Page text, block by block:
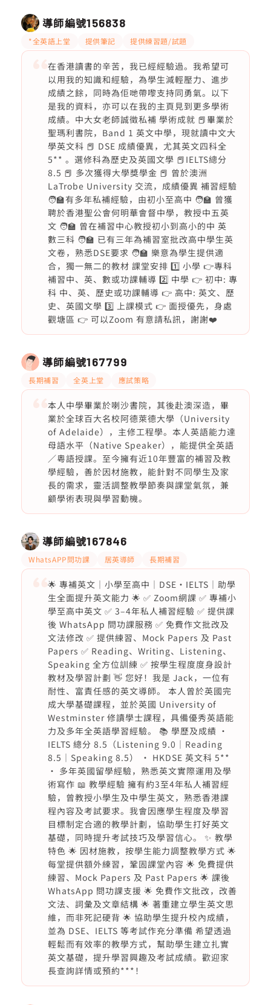
導師編號156838
*全英語上堂 提供筆記 提供練習題/試題
在香港讀書的辛苦，我已經經驗過。我希望可
以用我的知識和經驗，為學生減輕壓力、進步
成績之餘，同時為佢哋帶嚟支持同勇氣。以下
是我的資料，亦可以在我的主頁見到更多學術
成績。中大女老師誠徵私補 學術成就 📕畢業於
聖瑪利書院，Band 1 英文中學，現就讀中文大
學英文科 📕 DSE 成績優異，尤其英文四科全
5** 。選修科為歷史及英國文學 📕IELTS總分
8.5 📕 多次獲得大學獎學金 📕 曾於澳洲
LaTrobe University 交流，成績優異 補習經驗
🧑‍🏫有多年私補經驗，由初小至高中 🧑‍🏫 曾獲
聘於香港聖公會何明華會督中學，教授中五英
文 🧑‍🏫 曾在補習中心教授初小到高小的中 英
數三科 🧑‍🏫 已有三年為補習室批改高中學生英
文卷，熟悉DSE要求 🧑‍🏫 樂意為學生提供適
合，獨一無二的教材 課堂安排 1️⃣ 小學 👉專科
補習中、英、數或功課輔導 2️⃣ 中學 👉 初中: 專
科 中、英、歷史或功課輔導 👉 高中: 英文、歷
史、英國文學 3️⃣ 上課模式 👉 面授優先，身處
觀塘區 👉 可以Zoom 有意請私訊，謝謝❤️
導師編號167799
長期補習 全英上堂 應試策略
本人中學畢業於喇沙書院，其後赴澳深造，畢
業於全球百大名校阿德萊德大學（University
of Adelaide），主修工程學。本人英語能力達
母語水平（Native Speaker），能提供全英語
／粵語授課。至今擁有近10年豐富的補習及教
學經驗，善於因材施教，能針對不同學生及家
長的需求，靈活調整教學節奏與課堂氣氛，兼
顧學術表現與學習動機。
導師編號167846
WhatsAPP問功課 居英導師 長期補習
🌟 專補英文｜小學至高中｜DSE・IELTS｜助學
生全面提升英文能力 🌟 ✅ Zoom網課 ✅ 專補小
學至高中英文 ✅ 3–4年私人補習經驗 ✅ 提供課
後 WhatsApp 問功課服務 ✅ 免費作文批改及
文法修改 ✅ 提供練習、Mock Papers 及 Past
Papers ✅ Reading、Writing、Listening、
Speaking 全方位訓練 ✅ 按學生程度度身設計
教材及學習計劃 👋 您好！我是 Jack，一位有
耐性、富責任感的英文導師。 本人曾於英國完
成大學基礎課程，並於英國 University of
Westminster 修讀學士課程，具備優秀英語能
力及多年全英語學習經驗。 📚 學歷及成績 •
IELTS 總分 8.5（Listening 9.0｜Reading
8.5｜Speaking 8.5） • HKDSE 英文科 5**
• 多年英國留學經驗，熟悉英文實際運用及學
術寫作 📖 教學經驗 擁有約3至4年私人補習經
驗，曾教授小學生及中學生英文，熟悉香港課
程內容及考試要求。我會因應學生程度及學習
目標制定合適的教學計劃，協助學生打好英文
基礎，同時提升考試技巧及學習信心。 ✨ 教學
特色 🌟 因材施教，按學生能力調整教學方式 🌟
每堂提供額外練習，鞏固課堂內容 🌟 免費提供
練習、Mock Papers 及 Past Papers 🌟 課後
WhatsApp 問功課支援 🌟 免費作文批改，改善
文法、詞彙及文章結構 🌟 著重建立學生英文思
維，而非死記硬背 🌟 協助學生提升校內成績，
並為 DSE、IELTS 等考試作充分準備 希望透過
輕鬆而有效率的教學方式，幫助學生建立扎實
英文基礎，提升學習興趣及考試成績。歡迎家
長查詢詳情或預約***！